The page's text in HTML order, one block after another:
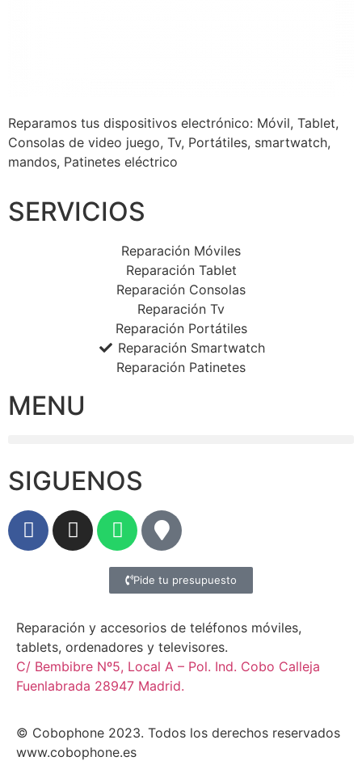
Reparamos tus dispositivos electrónico: Móvil, Tablet,
Consolas de video juego, Tv, Portátiles, smartwatch,
mandos, Patinetes eléctrico
SERVICIOS
Reparación Móviles
Reparación Tablet
Reparación Consolas
Reparación Tv
Reparación Portátiles
Reparación Smartwatch
Reparación Patinetes
MENU
SIGUENOS
Pide tu presupuesto
Reparación y accesorios de teléfonos móviles,
tablets, ordenadores y televisores.
C/ Bembibre Nº5, Local A – Pol. Ind. Cobo Calleja
Fuenlabrada 28947 Madrid.
© Cobophone 2023. Todos los derechos reservados
www.cobophone.es